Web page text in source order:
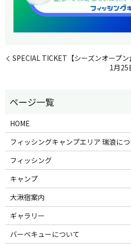
SPECIAL TICKET【シーズンオープ
1月
HOME
フィッシングキャンプエリア 瑞浪に
フィッシング
キャンプ
大湫宿案内
ギャラリー
バーベキューについて